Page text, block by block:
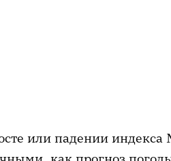
или падении